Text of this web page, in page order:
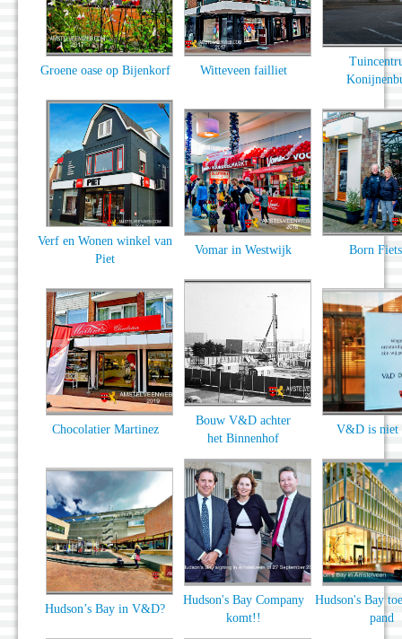
Groene oase op Bijenkorf Witteveen failliet
Verf en Wonen winkel van
Piet
Vomar in Westwijk Born
Chocolatier Martinez
Bouw V&D achter
het Binnenhof
V&D is niet
Hudson’s Bay in V&D?
Hudson's Bay Company
komt!!
Hudson's Bay
pand